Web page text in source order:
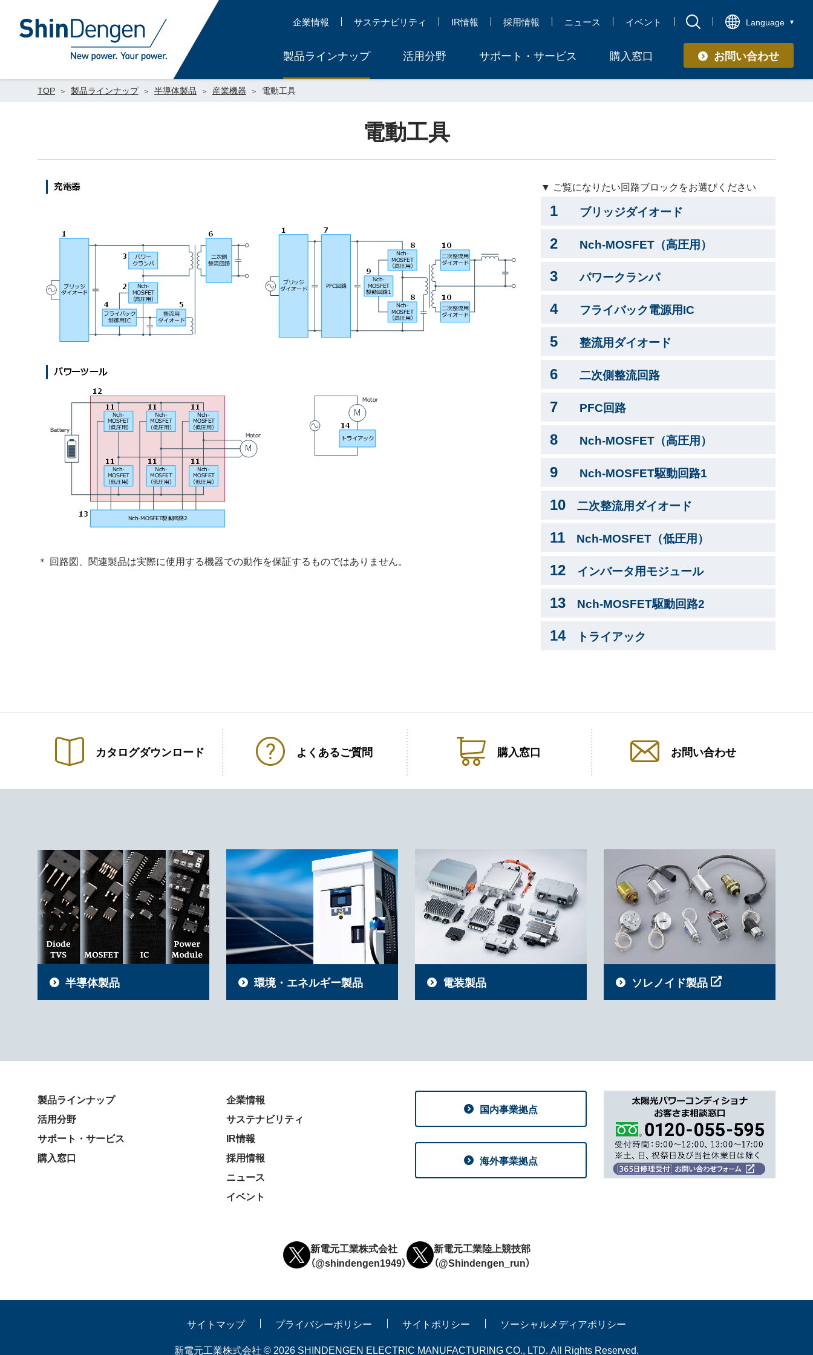
企業情報 サステナビリティ IR情報 採用情報 ニュース イベント Language
製品ラインナップ 活用分野 サポート・サービス 購入窓口 お問い合わせ
TOP 製品ラインナップ 半導体製品 産業機器 電動工具
電動工具
＊ 回路図、関連製品は実際に使用する機器での動作を保証するものではありません。
▼ ご覧になりたい回路ブロックをお選びください
1 ブリッジダイオード
2 Nch-MOSFET（高圧用）
3 パワークランパ
4 フライバック電源用IC
5 整流用ダイオード
6 二次側整流回路
7 PFC回路
8 Nch-MOSFET（高圧用）
9 Nch-MOSFET駆動回路1
10 二次整流用ダイオード
11 Nch-MOSFET（低圧用）
12 インバータ用モジュール
13 Nch-MOSFET駆動回路2
14 トライアック
カタログダウンロード よくあるご質問 購入窓口 お問い合わせ
半導体製品 環境・エネルギー製品 電装製品 ソレノイド製品
製品ラインナップ
活用分野
サポート・サービス
購入窓口
企業情報
サステナビリティ
IR情報
採用情報
ニュース
イベント
国内事業拠点
海外事業拠点
新電元工業株式会社
（@shindengen1949）
新電元工業陸上競技部
（@Shindengen_run）
サイトマップ プライバシーポリシー サイトポリシー
ソーシャルメディアポリシー
新電元工業株式会社 © 2026 SHINDENGEN ELECTRIC MANUFACTURING CO., LTD. All Rights Reserved.